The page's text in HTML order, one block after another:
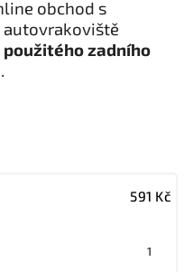
obchod s
zadního
591 Kč
1